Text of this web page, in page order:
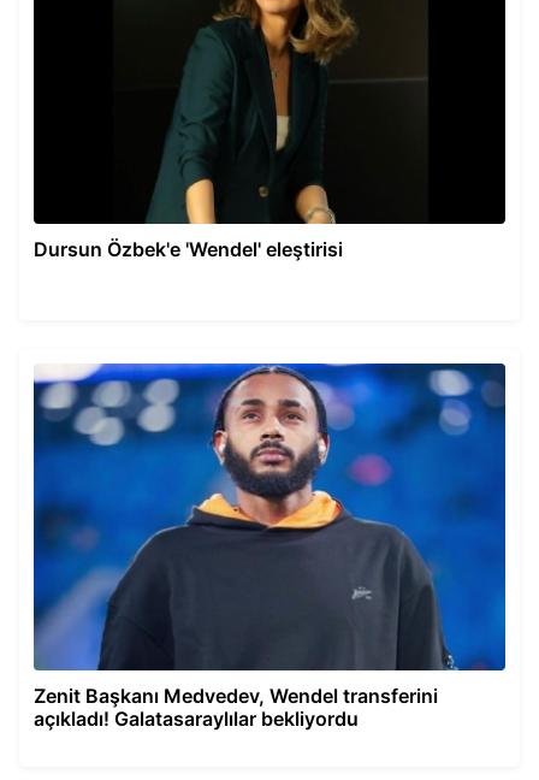
Dursun Özbek'e 'Wendel' eleştirisi
Zenit Başkanı Medvedev, Wendel transferini
açıkladı! Galatasaraylılar bekliyordu